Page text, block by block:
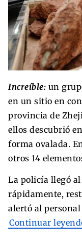
Increíble: un
en un sitio en
provincia de
ellos descubrió
forma ovalada.
otros 14
La policía llegó
rápidamente,
alertó al personal
Continuar